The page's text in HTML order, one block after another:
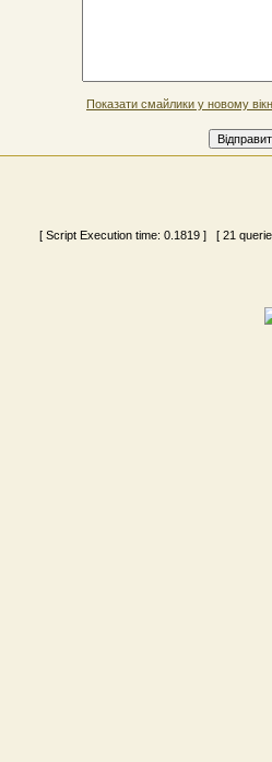
Показати смайлики у новому
[ Script Execution time: 0.1819 ] [ 21